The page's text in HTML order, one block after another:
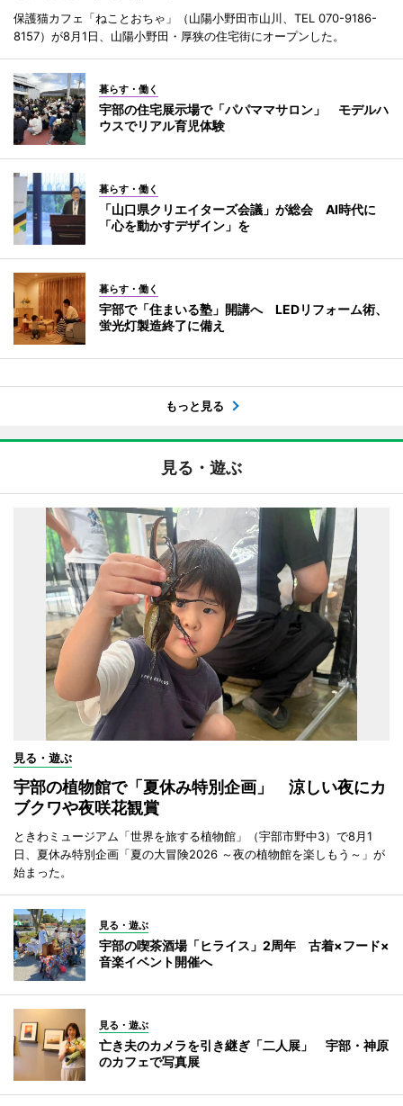
保護猫カフェ「ねことおちゃ」（山陽小野田市山川、TEL 070-9186-
8157）が8月1日、山陽小野田・厚狭の住宅街にオープンした。
暮らす・働く
宇部の住宅展示場で「パパママサロン」 モデルハ
ウスでリアル育児体験
暮らす・働く
「山口県クリエイターズ会議」が総会 AI時代に
「心を動かすデザイン」を
暮らす・働く
宇部で「住まいる塾」開講へ LEDリフォーム術、
蛍光灯製造終了に備え
もっと見る
見る・遊ぶ
見る・遊ぶ
宇部の植物館で「夏休み特別企画」 涼しい夜にカ
ブクワや夜咲花観賞
ときわミュージアム「世界を旅する植物館」（宇部市野中3）で8月1
日、夏休み特別企画「夏の大冒険2026 ～夜の植物館を楽しもう～」が
始まった。
見る・遊ぶ
宇部の喫茶酒場「ヒライス」2周年 古着×フード×
音楽イベント開催へ
見る・遊ぶ
亡き夫のカメラを引き継ぎ「二人展」 宇部・神原
のカフェで写真展